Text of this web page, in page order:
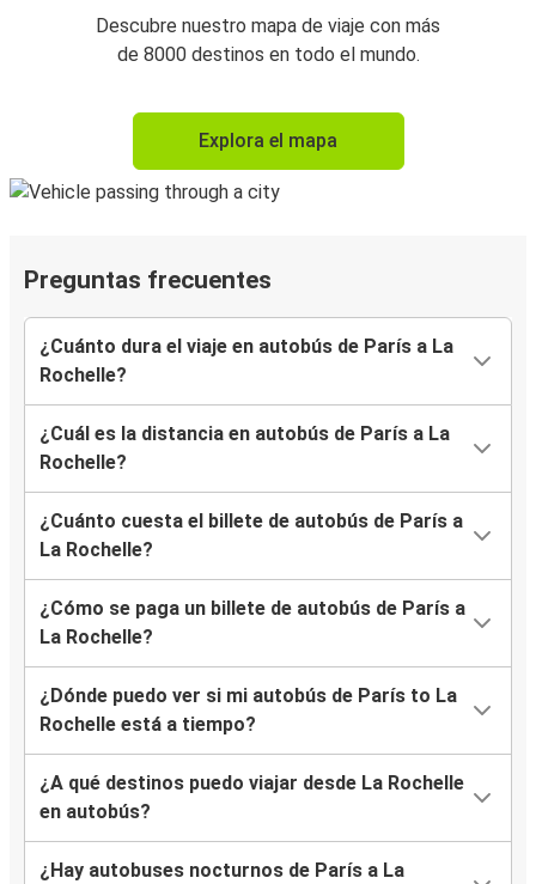
Descubre nuestro mapa de viaje con más
de 8000 destinos en todo el mundo.
Explora el mapa
Preguntas frecuentes
¿Cuánto dura el viaje en autobús de París a La
Rochelle?
¿Cuál es la distancia en autobús de París a La
Rochelle?
¿Cuánto cuesta el billete de autobús de París a
La Rochelle?
¿Cómo se paga un billete de autobús de París a
La Rochelle?
¿Dónde puedo ver si mi autobús de París to La
Rochelle está a tiempo?
¿A qué destinos puedo viajar desde La Rochelle
en autobús?
¿Hay autobuses nocturnos de París a La